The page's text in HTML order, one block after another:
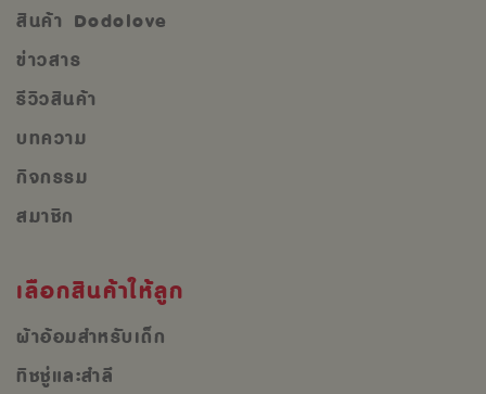
สินค้า Dodolove
ข่าวสาร
รีวิวสินค้า
บทความ
กิจกรรม
สมาชิก
เลือกสินค้าให้ลูก
ผ้าอ้อมสำหรับเด็ก
ทิชชู่และสำลี